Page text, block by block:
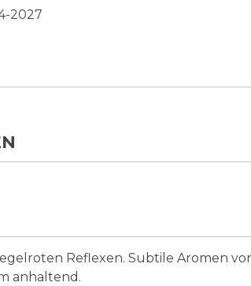
2027
Reflexen. Subtile Aromen
anhaltend.